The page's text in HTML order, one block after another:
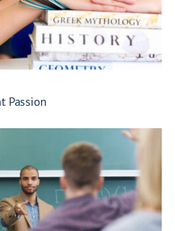
Passion